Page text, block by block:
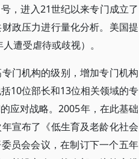
，进入21世纪以来专门成立了
政压力进行量化分析。美国提
遭受虐待或歧视）。
门机构的级别，增加专门机构
10位部长和13位相关领域的专
应对战略。2005年，在此基础
宣布了《低生育及老龄化社会
员会会议，在制订下一个五年